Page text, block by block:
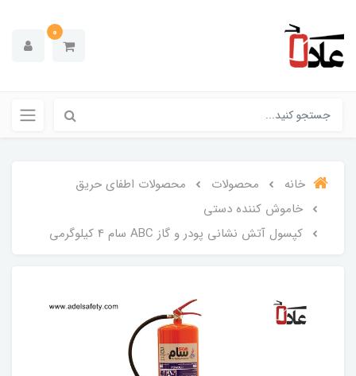
0
خانه محصولات
محصولات اطفای حریق
خاموش کننده دستی
کپسول آتش نشانی پودر و گاز ABC سام 4 کیلوگرمی